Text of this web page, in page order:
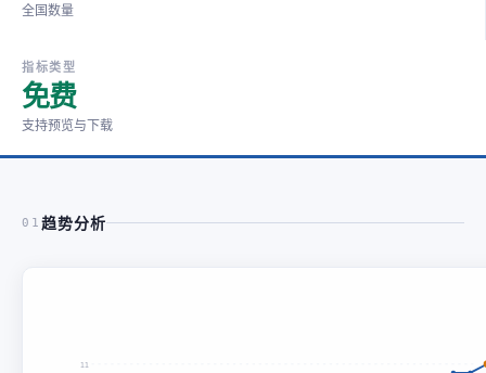
全国数量
指标类型
免费
支持预览与下载
01 趋势分析
11